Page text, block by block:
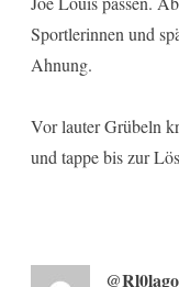
Sportlerinnen und
Ahnung.
Vor lauter Grübeln
und tappe bis zur
@Rl0lago